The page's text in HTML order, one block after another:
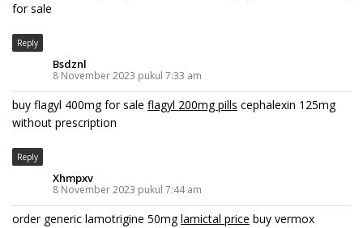
for sale
Reply
Bsdznl
8 November 2023 pukul 7:33 am
buy flagyl 400mg for sale flagyl 200mg pills cephalexin 125mg
without prescription
Reply
Xhmpxv
8 November 2023 pukul 7:44 am
order generic lamotrigine 50mglamictal price buy vermox